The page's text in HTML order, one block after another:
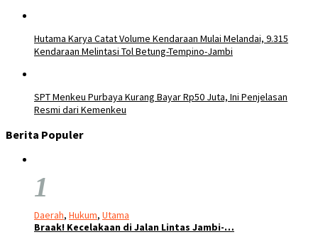
Hutama Karya Catat Volume Kendaraan Mulai Melandai, 9.315
Kendaraan Melintasi Tol Betung-Tempino-Jambi
SPT Menkeu Purbaya Kurang Bayar Rp50 Juta, Ini Penjelasan
Resmi dari Kemenkeu
Berita Populer
1
Daerah, Hukum, Utama
Braak! Kecelakaan di Jalan Lintas Jambi-…